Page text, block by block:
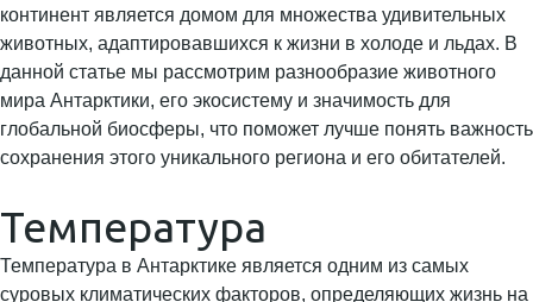
континент является домом для множества удивительных
животных, адаптировавшихся к жизни в холоде и льдах. В
данной статье мы рассмотрим разнообразие животного
мира Антарктики, его экосистему и значимость для
глобальной биосферы, что поможет лучше понять важность
сохранения этого уникального региона и его обитателей.
Температура
Температура в Антарктике является одним из самых
суровых климатических факторов, определяющих жизнь на